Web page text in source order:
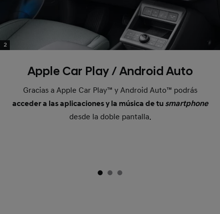
2
Apple Car Play / Android Auto
Gracias a Apple Car Play™ y Android Auto™ podrás
acceder a las aplicaciones y la música de tu smartphone
desde la doble pantalla.